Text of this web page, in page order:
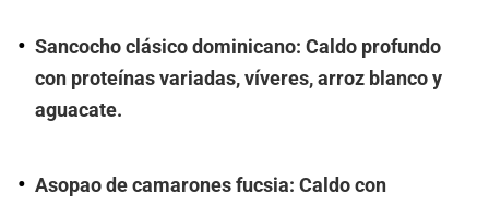
Sancocho clásico dominicano: Caldo profundo
con proteínas variadas, víveres, arroz blanco y
aguacate.
Asopao de camarones fucsia: Caldo con